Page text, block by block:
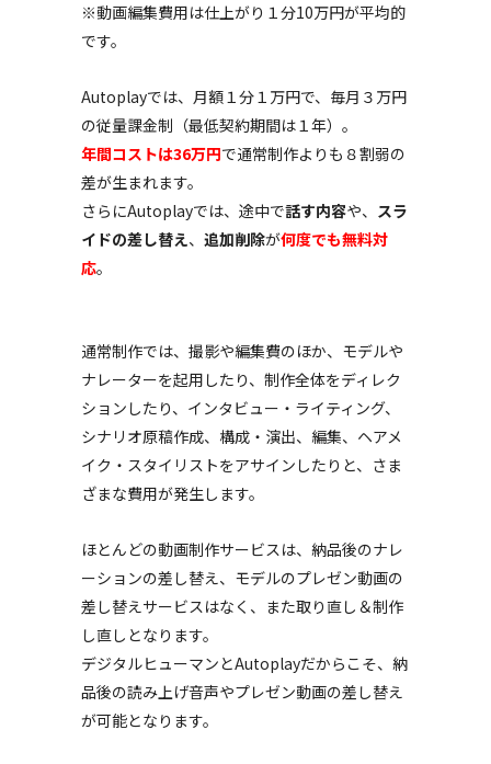
※動画編集費用は仕上がり１分10万円が平均的
です。
Autoplayでは、月額１分１万円で、毎月３万円
の従量課金制 （最低契約期間は１年） 。
年間コストは36万円で通常制作よりも８割弱の
差が生まれます。
さらにAutoplayでは、 途中で話す内容や、 スラ
イドの差し替え、 追加削除が何度でも無料対
応。
通常制作では、撮影や編集費のほか、モデルや
ナレーターを起用したり、制作全体をディレク
ションしたり、インタビュー・ライティング、
シナリオ原稿作成、構成・演出、編集、ヘアメ
イク・スタイリストをアサインしたりと、さま
ざまな費用が発生します。
ほとんどの動画制作サービスは、納品後のナレ
ーションの差し替え、モデルのプレゼン動画の
差し替えサービスはなく、また取り直し＆制作
し直しとなります。
デジタルヒューマンとAutoplayだからこそ、納
品後の読み上げ音声やプレゼン動画の差し替え
が可能となります。